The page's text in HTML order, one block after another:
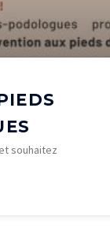
souhaitez